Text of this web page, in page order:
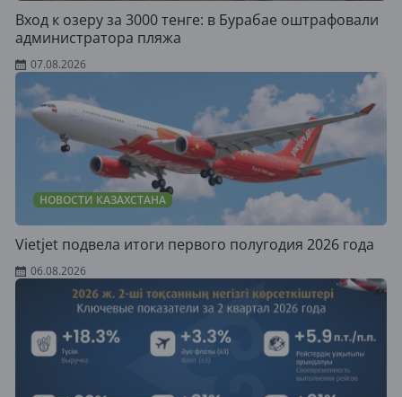
Вход к озеру за 3000 тенге: в Бурабае оштрафовали
администратора пляжа
07.08.2026
НОВОСТИ КАЗАХСТАНА
Vietjet подвела итоги первого полугодия 2026 года
06.08.2026